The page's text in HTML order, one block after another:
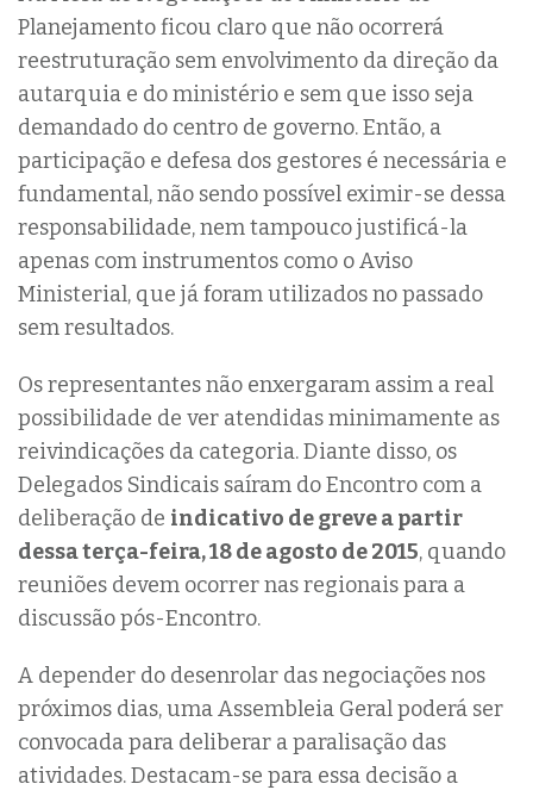
Planejamento ficou claro que não ocorrerá
reestruturação sem envolvimento da direção da
autarquia e do ministério e sem que isso seja
demandado do centro de governo. Então, a
participação e defesa dos gestores é necessária e
fundamental, não sendo possível eximir-se dessa
responsabilidade, nem tampouco justificá-la
apenas com instrumentos como o Aviso
Ministerial, que já foram utilizados no passado
sem resultados.
Os representantes não enxergaram assim a real
possibilidade de ver atendidas minimamente as
reivindicações da categoria. Diante disso, os
Delegados Sindicais saíram do Encontro com a
deliberação de indicativo de greve a partir
dessa terça-feira, 18 de agosto de 2015, quando
reuniões devem ocorrer nas regionais para a
discussão pós-Encontro.
A depender do desenrolar das negociações nos
próximos dias, uma Assembleia Geral poderá ser
convocada para deliberar a paralisação das
atividades. Destacam-se para essa decisão a